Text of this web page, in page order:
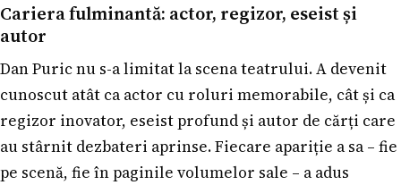
Cariera fulminantă: actor, regizor, eseist și
autor
Dan Puric nu s-a limitat la scena teatrului. A devenit
cunoscut atât ca actor cu roluri memorabile, cât și ca
regizor inovator, eseist profund și autor de cărți care
au stârnit dezbateri aprinse. Fiecare apariție a sa – fie
pe scenă, fie în paginile volumelor sale – a adus